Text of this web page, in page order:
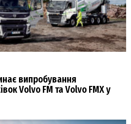
випробування
Volvo FM та Volvo FMX у